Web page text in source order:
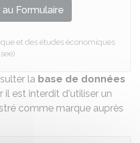
Formulaire
et des études économiques
la base de données
il est interdit d'utiliser un
comme marque auprès